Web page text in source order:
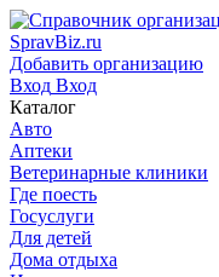
SpravBiz.ru
Добавить организацию
Вход Вход
Каталог
Авто
Аптеки
Ветеринарные клиники
Где поесть
Госуслуги
Для детей
Дома отдыха